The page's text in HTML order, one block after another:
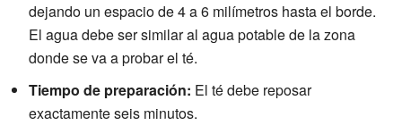
dejando un espacio de 4 a 6 milímetros hasta el borde.
El agua debe ser similar al agua potable de la zona
donde se va a probar el té.
Tiempo de preparación: El té debe reposar
exactamente seis minutos.